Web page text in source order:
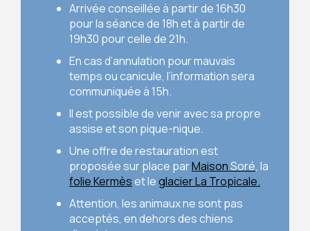
Arrivée conseillée à partir de 16h30
pour la séance de 18h et à partir de
19h30 pour celle de 21h.
En cas d’annulation pour mauvais
temps ou canicule, l’information sera
communiquée à 15h.
Il est possible de venir avec sa propre
assise et son pique-nique.
Une offre de restauration est
proposée sur place parMaisonSoré, la
folie Kermèset leglacier La Tropicale.
Attention, les animaux ne sont pas
acceptés, en dehors des chiens